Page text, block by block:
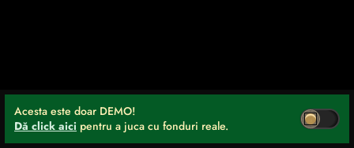
Acesta este doar DEMO!
Dă click aici pentru a juca cu fonduri reale.